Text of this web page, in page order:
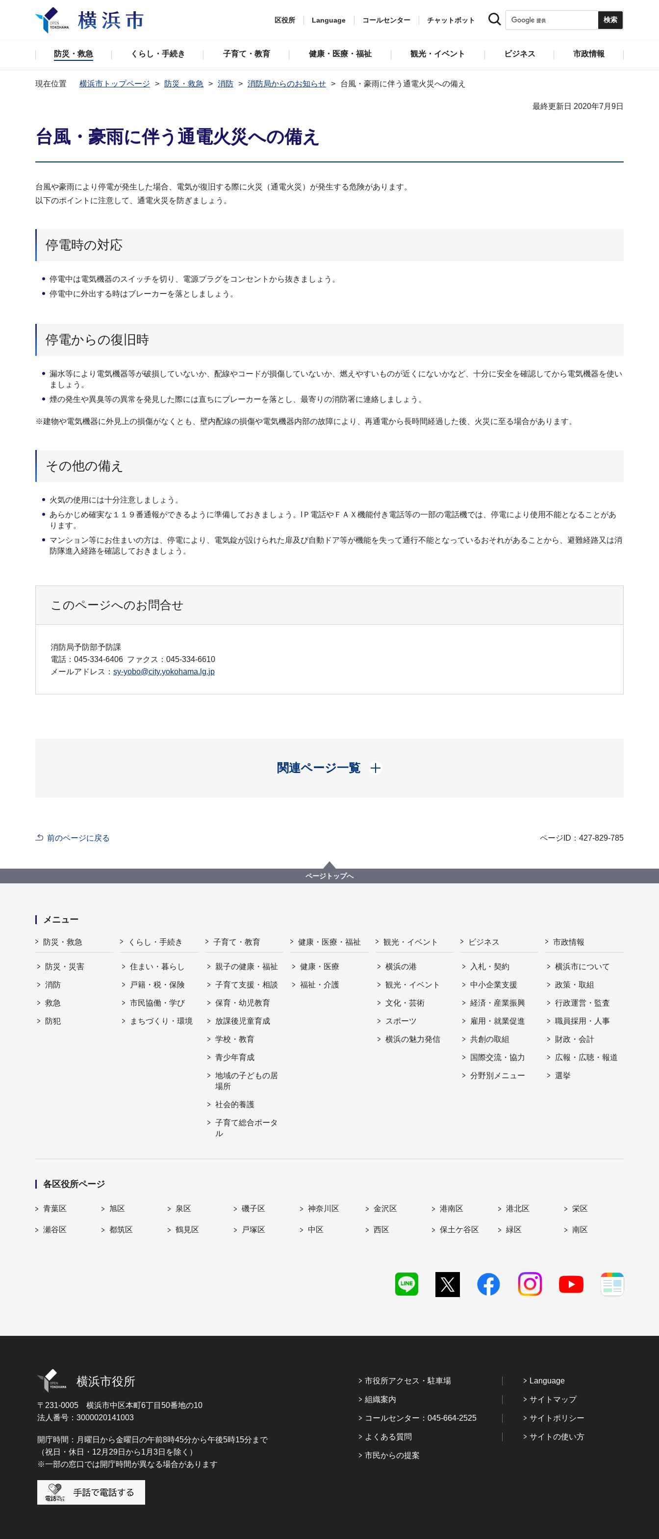
区役所 Language コールセンター チャットボット
防災・救急 くらし・手続き 子育て・教育 健康・医療・福祉 観光・イベント ビジネス 市政情報
現在位置 横浜市トップページ 防災・救急 消防 消防局からのお知らせ 台風・豪雨に伴う通電火災への備え
最終更新日 2020年7月9日
台風・豪雨に伴う通電火災への備え
台風や豪雨により停電が発生した場合、電気が復旧する際に火災（通電火災）が発生する危険があります。
以下のポイントに注意して、通電火災を防ぎましょう。
停電時の対応
停電中は電気機器のスイッチを切り、電源プラグをコンセントから抜きましょう。
停電中に外出する時はブレーカーを落としましょう。
停電からの復旧時
漏水等により電気機器等が破損していないか、配線やコードが損傷していないか、燃えやすいものが近くにないかなど、十分に安全を確認してから電気機器を使い
ましょう。
煙の発生や異臭等の異常を発見した際には直ちにブレーカーを落とし、最寄りの消防署に連絡しましょう。
※建物や電気機器に外見上の損傷がなくとも、壁内配線の損傷や電気機器内部の故障により、再通電から長時間経過した後、火災に至る場合があります。
その他の備え
火気の使用には十分注意しましょう。
あらかじめ確実な１１９番通報ができるように準備しておきましょう。IＰ電話やＦＡＸ機能付き電話等の一部の電話機では、停電により使用不能となることがあ
ります。
マンション等にお住まいの方は、停電により、電気錠が設けられた扉及び自動ドア等が機能を失って通行不能となっているおそれがあることから、避難経路又は消
防隊進入経路を確認しておきましょう。
このページへのお問合せ
消防局予防部予防課
電話：045-334-6406 ファクス：045-334-6610
メールアドレス： sy-yobo@city.yokohama.lg.jp
関連ページ一覧
開く
前のページに戻る ページID：427-829-785
ページトップへ
メニュー
防災・救急
防災・災害
消防
救急
防犯
くらし・手続き
住まい・暮らし
戸籍・税・保険
市民協働・学び
まちづくり・環境
子育て・教育
親子の健康・福祉
子育て支援・相談
保育・幼児教育
放課後児童育成
学校・教育
青少年育成
地域の子どもの居
場所
社会的養護
子育て総合ポータ
ル
健康・医療・福祉
健康・医療
福祉・介護
観光・イベント
横浜の港
観光・イベント
文化・芸術
スポーツ
横浜の魅力発信
ビジネス
入札・契約
中小企業支援
経済・産業振興
雇用・就業促進
共創の取組
国際交流・協力
分野別メニュー
市政情報
横浜市について
政策・取組
行政運営・監査
職員採用・人事
財政・会計
広報・広聴・報道
選挙
各区役所ページ
青葉区 旭区 泉区 磯子区 神奈川区 金沢区 港南区 港北区 栄区
瀬谷区 都筑区 鶴見区 戸塚区 中区 西区 保土ケ谷区 緑区 南区
横浜市役所
〒231-0005 横浜市中区本町6丁目50番地の10
法人番号：3000020141003
開庁時間：月曜日から金曜日の午前8時45分から午後5時15分まで
（祝日・休日・12月29日から1月3日を除く）
※一部の窓口では開庁時間が異なる場合があります
市役所アクセス・駐車場
組織案内
コールセンター：045-664-2525
よくある質問
市民からの提案
Language
サイトマップ
サイトポリシー
サイトの使い方